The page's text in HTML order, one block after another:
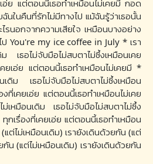
อ่ย แต่ตอนนี้เธอทำเหมือนไม่เคยมี กอด
นในคืนที่รักไม่มีทางไป แม้ฉันรู้ว่าเธอนั้น
รนอกจากความเสียใจ เหมือนบางอย่าง
You're my ice coffee in July * เรา
เธอไม่จับมือไม่สบตาไม่ซึ้งเหมือนเคย
ยเอ่ย แต่ตอนนี้เธอทำเหมือนไม่เคยมี *
เดิม เธอไม่จับมือไม่สบตาไม่ซึ้งเหมือน
ที่เคยเอ่ย แต่ตอนนี้เธอทำเหมือนไม่เคย
หมือนเดิม เธอไม่จับมือไม่สบตาไม่ซึ้ง
กเรื่องที่เคยเอ่ย แต่ตอนนี้เธอทำเหมือน
ต่ไม่เหมือนเดิม) เรายังเดินด้วยกัน (แต่
กัน (แต่ไม่เหมือนเดิม) เรายังเดินด้วยกัน